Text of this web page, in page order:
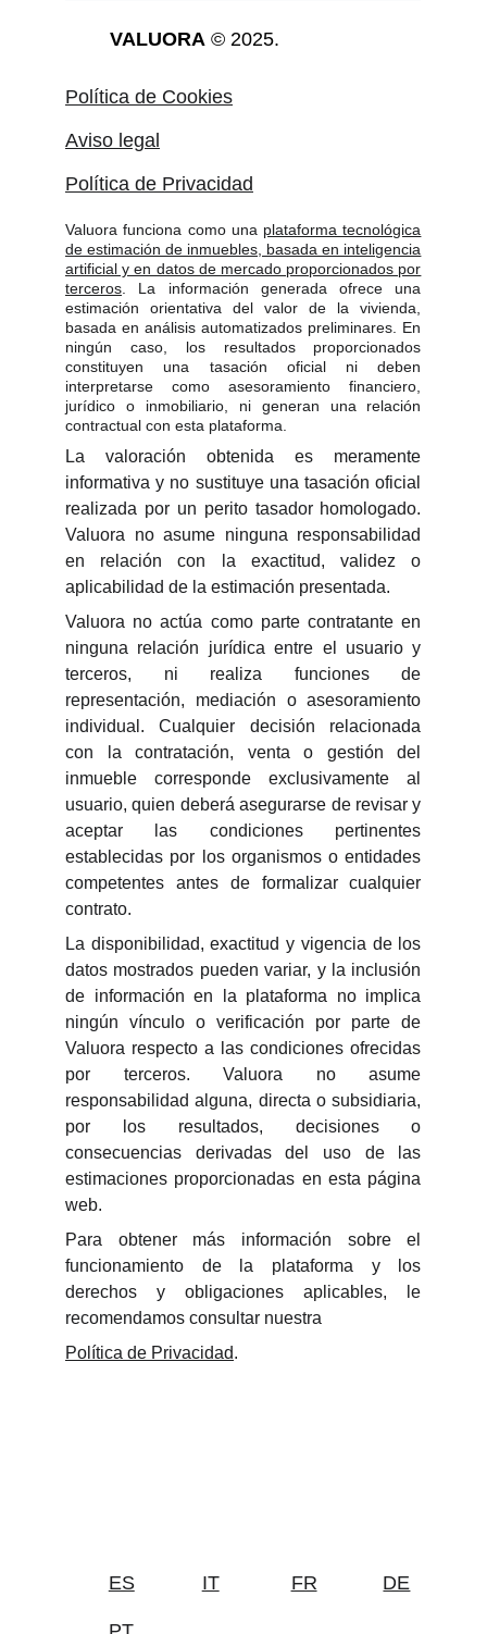
Valuora funciona como una plataforma tecnológica
de estimación de inmuebles, basada en inteligencia
artificial y en datos de mercado proporcionados por
terceros . La información generada ofrece una
estimación orientativa del valor de la vivienda,
basada en análisis automatizados preliminares. En
ningún caso, los resultados proporcionados
constituyen una tasación oficial ni deben
interpretarse como asesoramiento financiero,
jurídico o inmobiliario, ni generan una relación
contractual con esta plataforma.
La valoración obtenida es meramente
informativa y no sustituye una tasación oficial
realizada por un perito tasador homologado.
Valuora no asume ninguna responsabilidad
en relación con la exactitud, validez o
aplicabilidad de la estimación presentada.
Valuora no actúa como parte contratante en
ninguna relación jurídica entre el usuario y
terceros, ni realiza funciones de
representación, mediación o asesoramiento
individual. Cualquier decisión relacionada
con la contratación, venta o gestión del
inmueble corresponde exclusivamente al
usuario, quien deberá asegurarse de revisar y
aceptar las condiciones pertinentes
establecidas por los organismos o entidades
competentes antes de formalizar cualquier
contrato.
La disponibilidad, exactitud y vigencia de los
datos mostrados pueden variar, y la inclusión
de información en la plataforma no implica
ningún vínculo o verificación por parte de
Valuora respecto a las condiciones ofrecidas
por terceros. Valuora no asume
responsabilidad alguna, directa o subsidiaria,
por los resultados, decisiones o
consecuencias derivadas del uso de las
estimaciones proporcionadas en esta página
web.
Para obtener más información sobre el
funcionamiento de la plataforma y los
derechos y obligaciones aplicables, le
recomendamos consultar nuestra
Política de Privacidad.
VALUORA © 2025.
Aviso legal
Política de Privacidad
Política de Cookies
ES IT FR DE